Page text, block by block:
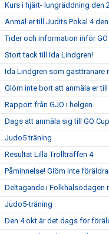
Kurs i hjärt- lungräddning den
Anmäl er till Judits Pokal 4
Tider och information inför GO
Stort tack till Ida Lindgren!
Ida Lindgren som gästtränare
Glöm inte bort att anmäla er till
Rapport från GJO i helgen
Dags att anmäla sig till GO
Judo5 träning
Resultat Lilla Trollträffen 4
Påminnelse! Glöm inte
Deltagande i Folkhälsodagen
Judo5-träning
Den 4 okt är det dags för